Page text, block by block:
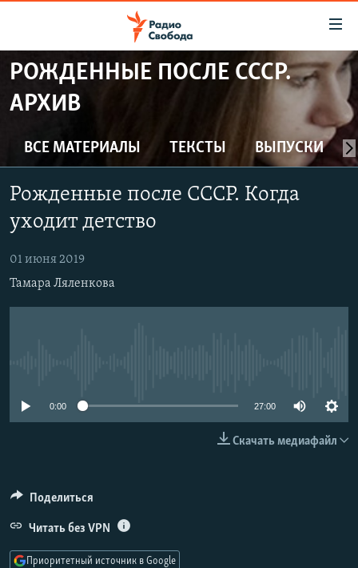
упрощенного
доступа
Вернутся
главной
навигации
Вернутся
ПРОГРАММЫ
ПОДКАСТЫ
АВТОРСКИЕ ПРОЕКТЫ
ЦИТАТЫ СВОБОДЫ
МНЕНИЯ
КУЛЬТУРА
IDEL.РЕАЛИИ
КАВКАЗ.РЕАЛИИ
ПОДПИШИТЕСЬ НА РАССЫЛКУ
Все сайты РСЕ/РС
РОЖДЕННЫЕ ПОСЛЕ СССР.
АРХИВ
ВСЕ МАТЕРИАЛЫ ТЕКСТЫ ВЫПУСКИ
Рожденные после СССР. Когда
уходит детство
01 июня 2019
Тамара Ляленкова
0:00 27:00
Скачать медиафайл
Поделиться
Читать без VPN
Приоритетный источник в Google